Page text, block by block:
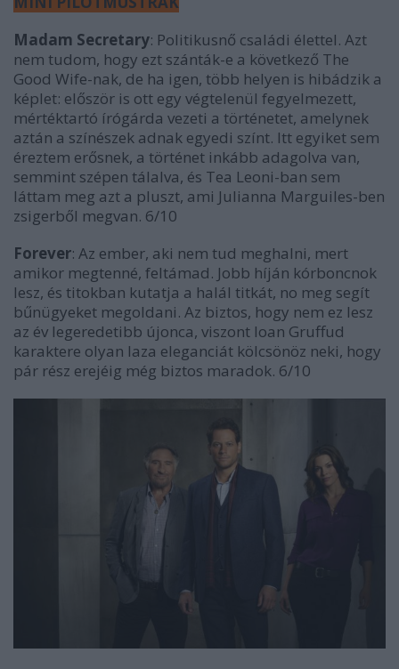
Madam Secretary: Politikusnő családi élettel. Azt
nem tudom, hogy ezt szánták-e a következő The
Good Wife-nak, de ha igen, több helyen is hibádzik a
képlet: először is ott egy végtelenül fegyelmezett,
mértéktartó írógárda vezeti a történetet, amelynek
aztán a színészek adnak egyedi színt. Itt egyiket sem
éreztem erősnek, a történet inkább adagolva van,
semmint szépen tálalva, és Tea Leoni-ban sem
láttam meg azt a pluszt, ami Julianna Marguiles-ben
zsigerből megvan. 6/10
Forever: Az ember, aki nem tud meghalni, mert
amikor megtenné, feltámad. Jobb híján kórboncnok
lesz, és titokban kutatja a halál titkát, no meg segít
bűnügyeket megoldani. Az biztos, hogy nem ez lesz
az év legeredetibb újonca, viszont Ioan Gruffud
karaktere olyan laza eleganciát kölcsönöz neki, hogy
pár rész erejéig még biztos maradok. 6/10